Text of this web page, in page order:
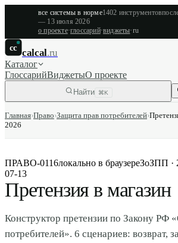
все системы в норме1402 инструментов
— 13 июля 2026
о проекте·глоссарий·виджеты·ru
cc calcal.ru
Каталог
ГлоссарийВиджетыО проекте
Найти ⌘K
Главная›Право›Защита прав потребителей›
2026
ПРАВО-0116локально в браузереЗоЗПП ·
07-13
Претензия в магазин
Конструктор претензии по Закону РФ
потребителей». 6 сценариев: возврат,